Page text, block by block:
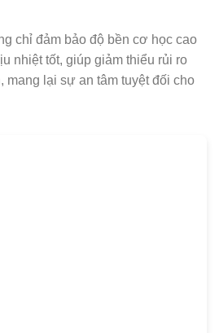
chỉ đảm bảo độ bền cơ học cao
nhiệt tốt, giúp giảm thiểu rủi ro
mang lại sự an tâm tuyệt đối cho